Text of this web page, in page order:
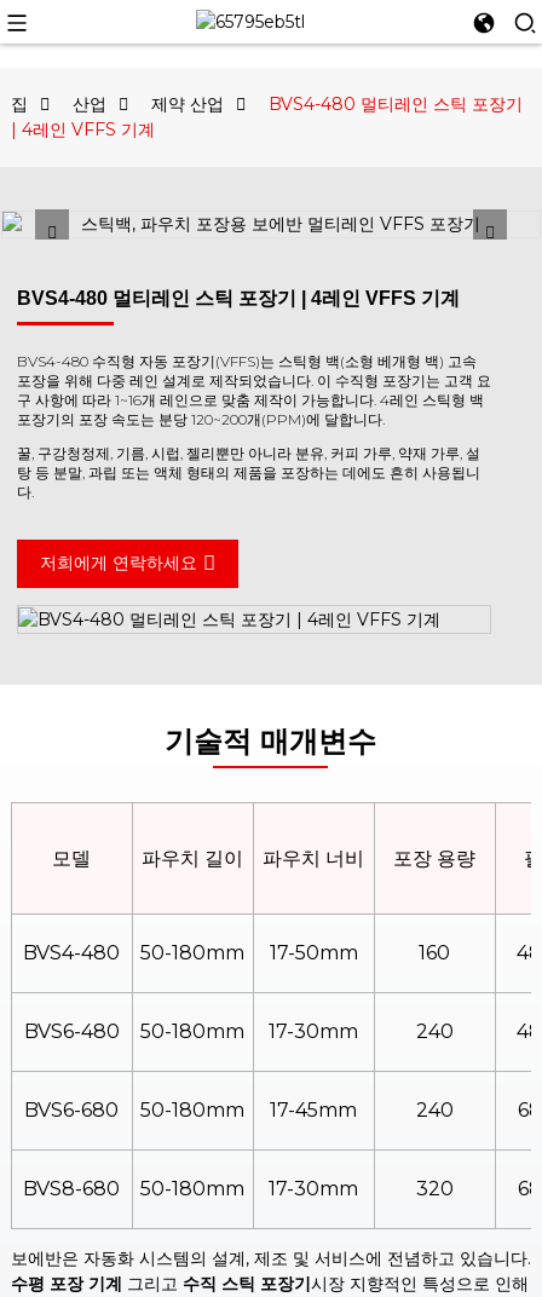
집 산업 제약 산업
BVS4-480 멀티레인 스틱 포장기
| 4레인 VFFS 기계
BVS4-480 멀티레인 스틱 포장기 | 4레인 VFFS 기계
BVS4-480 수직형 자동 포장기(VFFS)는 스틱형 백(소형 베개형 백) 고속
포장을 위해 다중 레인 설계로 제작되었습니다. 이 수직형 포장기는 고객 요
구 사항에 따라 1~16개 레인으로 맞춤 제작이 가능합니다. 4레인 스틱형 백
포장기의 포장 속도는 분당 120~200개(PPM)에 달합니다.
꿀, 구강청정제, 기름, 시럽, 젤리뿐만 아니라 분유, 커피 가루, 약재 가루, 설
탕 등 분말, 과립 또는 액체 형태의 제품을 포장하는 데에도 흔히 사용됩니
다.
저희에게 연락하세요
기술적 매개변수
모델 파우치 길이 파우치 너비 포장 용량
BVS4-480 50-180mm 17-50mm 160
BVS6-480 50-180mm 17-30mm 240
BVS6-680 50-180mm 17-45mm 240
BVS8-680 50-180mm 17-30mm 320
보에반은 자동화 시스템의 설계, 제조 및 서비스에 전념하고 있습니다.
수평 포장 기계 그리고 수직 스틱 포장기 시장 지향적인 특성으로 인해